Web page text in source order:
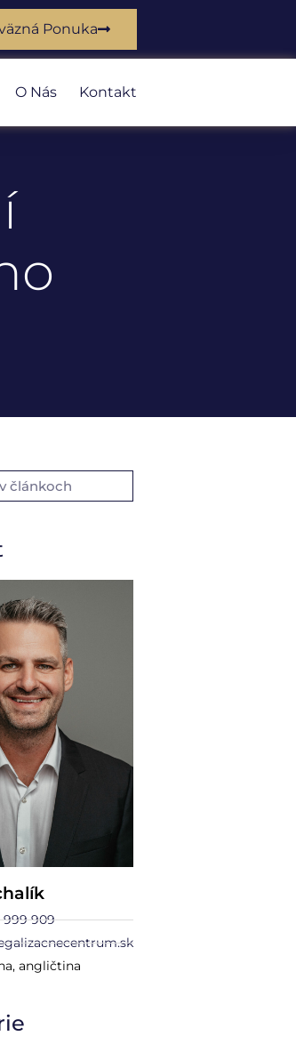
Ponuka
O Nás Kontakt
999 909
angličtina